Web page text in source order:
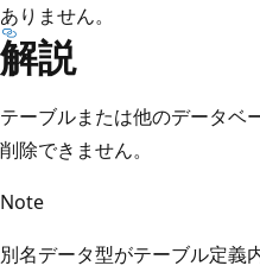
ありません。
解説
テーブルまたは他のデータベ
削除できません。
Note
別名データ型がテーブル定義